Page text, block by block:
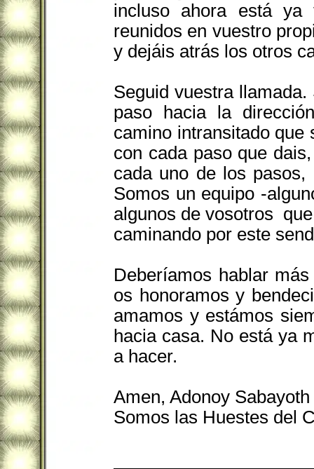
incluso ahora está ya
reunidos en vuestro
y dejáis atrás los otros
Seguid vuestra
paso hacia la
camino intransitado que
con cada paso que
cada uno de los
Somos un equipo -
algunos de vosotros
caminando por este
Deberíamos hablar
os honoramos y
amamos y estámos
hacia casa. No está ya
a hacer.
Amen, Adonoy Sabayoth
Somos las Huestes del